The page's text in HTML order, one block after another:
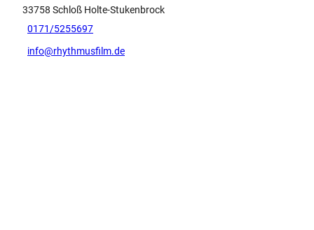
33758 Schloß Holte-Stukenbrock
0171/5255697
info@rhythmusfilm.de